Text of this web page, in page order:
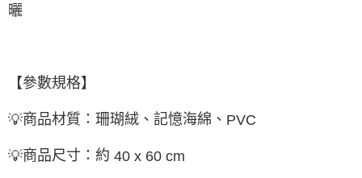
曬
【參數規格】
💡商品材質：珊瑚絨、記憶海綿、 PVC
💡商品尺寸：約 40 x 60 cm